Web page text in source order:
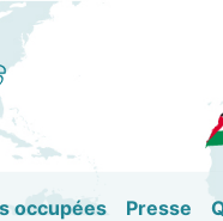
occupées Presse